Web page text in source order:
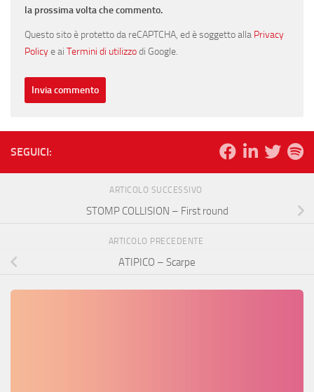
la prossima volta che commento.
Questo sito è protetto da reCAPTCHA, ed è soggetto alla Privacy
Policye ai Termini di utilizzodi Google.
SEGUICI:
ARTICOLO SUCCESSIVO
STOMP COLLISION – First round
ARTICOLO PRECEDENTE
ATIPICO – Scarpe